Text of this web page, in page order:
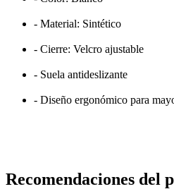
- Material: Sintético
- Cierre: Velcro ajustable
- Suela antideslizante
- Diseño ergonómico para
Recomendaciones del